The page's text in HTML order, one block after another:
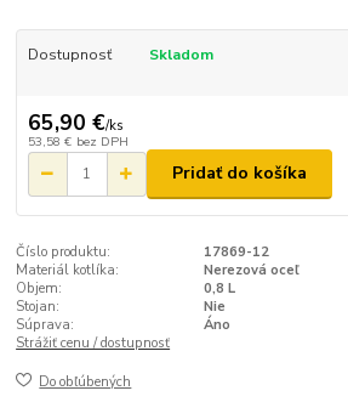
Dostupnosť Skladom
65,90 €/ks
53,58 € bez DPH
Pridať do košíka
Číslo produktu:
17869-12
Materiál kotlíka:
Nerezová oceľ
Objem:
0,8 L
Stojan:
Nie
Súprava:
Áno
Strážiť cenu / dostupnosť
Do obľúbených